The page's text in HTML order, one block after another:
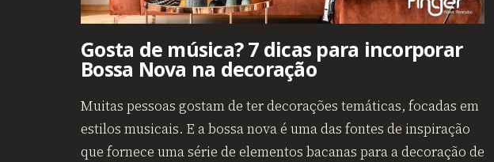
Gosta de música? 7 dicas para incorporar
Bossa Nova na decoração
Muitas pessoas gostam de ter decorações temáticas, focadas em
estilos musicais. E a bossa nova é uma das fontes de inspiração
que fornece uma série de elementos bacanas para a decoração de